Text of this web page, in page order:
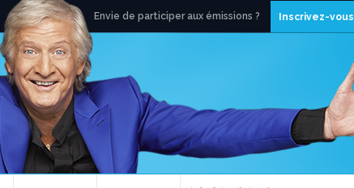
Envie de participer aux émissions ? Inscrivez-vous